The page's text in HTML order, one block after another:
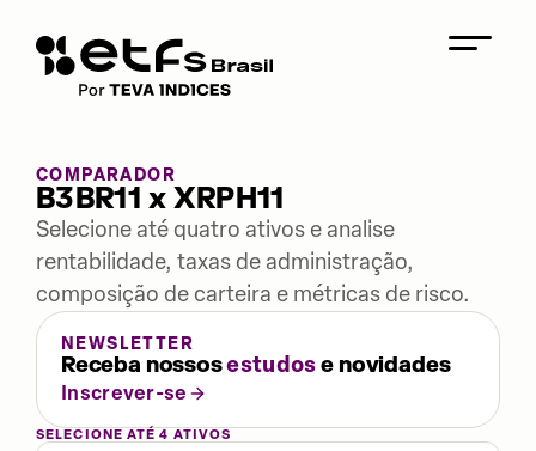
COMPARADOR
B3BR11 x XRPH11
Selecione até quatro ativos e analise
rentabilidade, taxas de administração,
composição de carteira e métricas de risco.
NEWSLETTER
Receba nossosestudose novidades
Inscrever-se
SELECIONE ATÉ 4 ATIVOS